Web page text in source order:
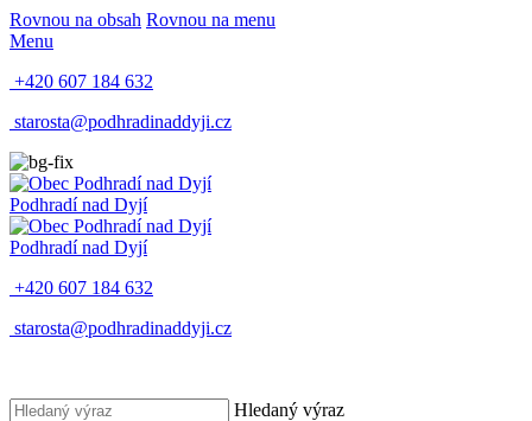
Rovnou na obsah Rovnou na menu
Menu
+420 607 184 632
starosta@podhradinaddyji.cz
Podhradí nad Dyjí
Podhradí nad Dyjí
+420 607 184 632
starosta@podhradinaddyji.cz
Hledaný výraz